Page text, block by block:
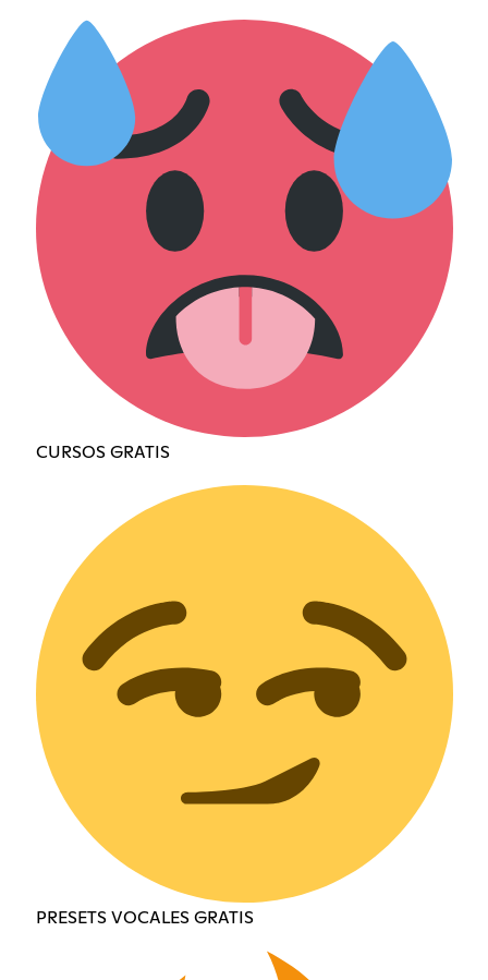
CURSOS GRATIS
PRESETS VOCALES GRATIS